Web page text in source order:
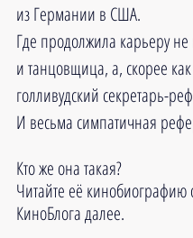
из Германии в США.
Где продолжила карьеру не
и танцовщица, а, скорее как
голливудский секретарь-
И весьма симпатичная
Кто же она такая?
Читайте её кинобиографию
КиноБлога далее.